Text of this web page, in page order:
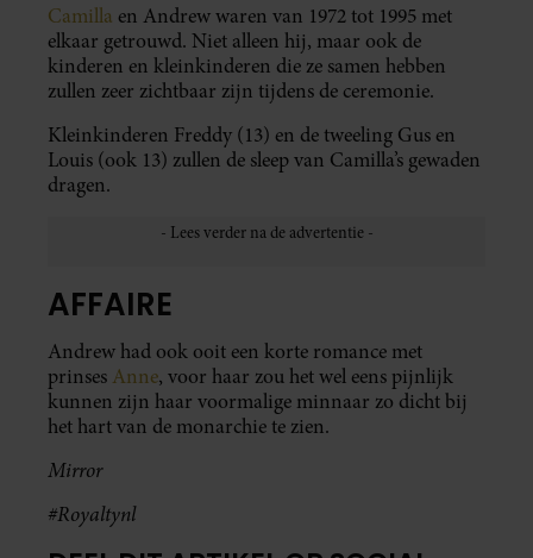
Camilla en Andrew waren van 1972 tot 1995 met
elkaar getrouwd. Niet alleen hij, maar ook de
kinderen en kleinkinderen die ze samen hebben
zullen zeer zichtbaar zijn tijdens de ceremonie.
Kleinkinderen Freddy (13) en de tweeling Gus en
Louis (ook 13) zullen de sleep van Camilla’s gewaden
dragen.
AFFAIRE
Andrew had ook ooit een korte romance met
prinses Anne, voor haar zou het wel eens pijnlijk
kunnen zijn haar voormalige minnaar zo dicht bij
het hart van de monarchie te zien.
Mirror
#Royaltynl